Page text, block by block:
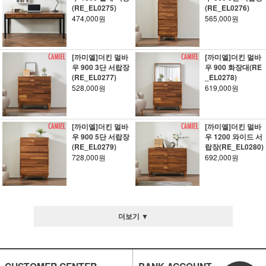
(RE_EL0275)
474,000원
(RE_EL0276)
565,000원
[까미엘]더킨 멀바
우 900 3단 서랍장
(RE_EL0277)
528,000원
[까미엘]더킨 멀바
우 900 화장대(RE
_EL0278)
619,000원
[까미엘]더킨 멀바
우 900 5단 서랍장
(RE_EL0279)
728,000원
[까미엘]더킨 멀바
우 1200 와이드 서
랍장(RE_EL0280)
692,000원
더보기 ▼